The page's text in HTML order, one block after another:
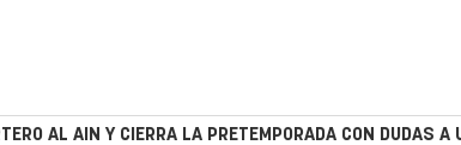
AL AIN Y CIERRA LA PRETEMPORADA CON DUDAS A